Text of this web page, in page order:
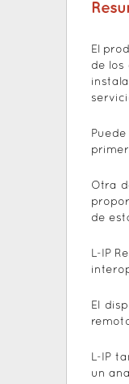
El
de los
Otra
de
L-IP
El
L-IP
un